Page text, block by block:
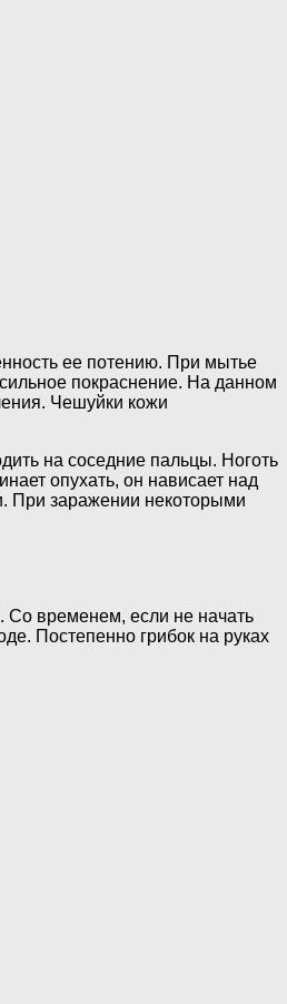
ее потению. При мытье
покраснение. На данном
Чешуйки кожи
на соседние пальцы. Ноготь
опухать, он нависает над
При заражении некоторыми
Со временем, если не начать
Постепенно грибок на руках